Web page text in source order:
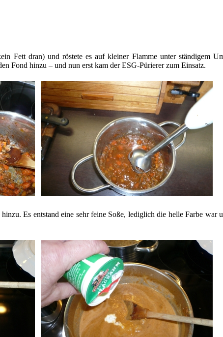
Fett dran) und röstete es auf kleiner Flamme unter ständigem
Fond hinzu – und nun erst kam der ESG-Pürierer zum Einsatz.
Es entstand eine sehr feine Soße, lediglich die helle Farbe war